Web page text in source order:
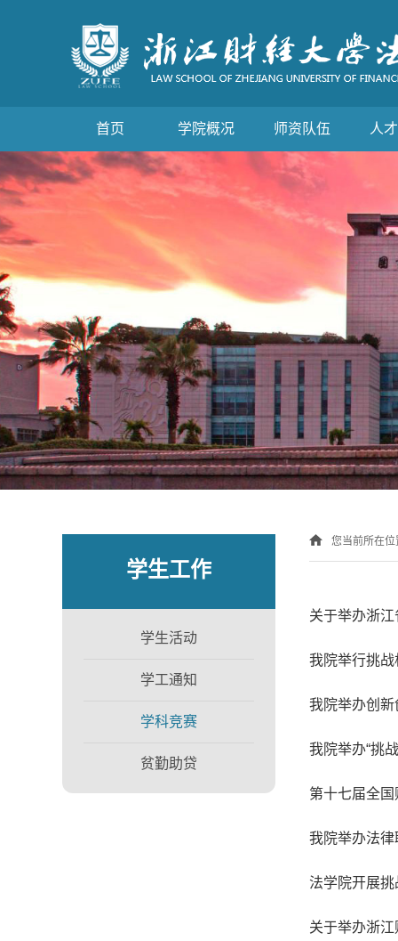
首页 学院概况 师资队伍 人
学生工作
学生活动
学工通知
学科竞赛
贫勤助贷
您当前所在
关于举办浙
我院举行挑
我院举办创
我院举办“挑
第十七届全
我院举办法
法学院开展
关于举办浙